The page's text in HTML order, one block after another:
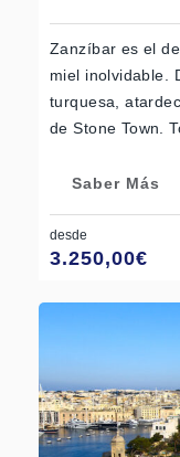
Zanzíbar es el
miel inolvidable.
turquesa,
de Stone Town.
Saber Más
desde
3.250,00€